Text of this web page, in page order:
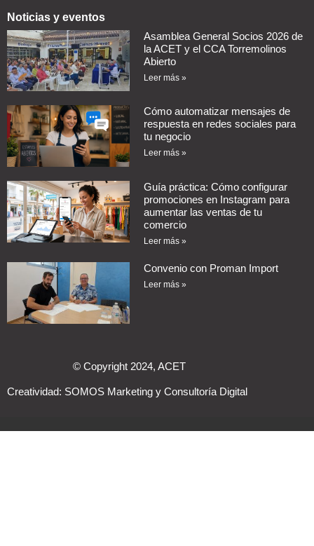
Noticias y eventos
Asamblea General Socios 2026 de
la ACET y el CCA Torremolinos
Abierto
Leer más »
Cómo automatizar mensajes de
respuesta en redes sociales para
tu negocio
Leer más »
Guía práctica: Cómo configurar
promociones en Instagram para
aumentar las ventas de tu
comercio
Leer más »
Convenio con Proman Import
Leer más »
© Copyright 2024, ACET
Creatividad: SOMOS Marketing y Consultoría Digital